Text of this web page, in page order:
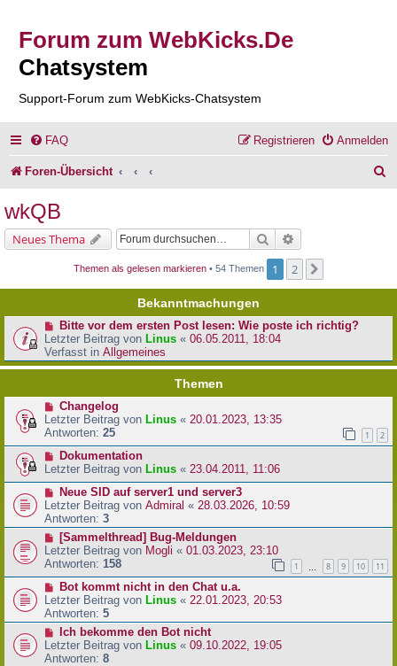
Forum zum WebKicks.De
Chatsystem
Support-Forum zum WebKicks-Chatsystem
FAQ Anmelden
Registrieren
Foren-Übersicht
wkQB
Neues Thema Suche
Themen als gelesen markieren • 54 Themen 1 2
Bekanntmachungen
Bitte vor dem ersten Post lesen: Wie poste ich richtig?
Letzter Beitrag von Linus « 06.05.2011, 18:04
Verfasst in Allgemeines
Themen
Changelog
Letzter Beitrag von Linus « 20.01.2023, 13:35
Antworten: 25 1 2
Dokumentation
Letzter Beitrag von Linus « 23.04.2011, 11:06
Neue SID auf server1 und server3
Letzter Beitrag von Admiral « 28.03.2026, 10:59
Antworten: 3
[Sammelthread] Bug-Meldungen
Letzter Beitrag von Mogli « 01.03.2023, 23:10
Antworten: 158 1 8 9 10 11
Bot kommt nicht in den Chat u.a.
Letzter Beitrag von Linus « 22.01.2023, 20:53
Antworten: 5
Ich bekomme den Bot nicht
Letzter Beitrag von Linus « 09.10.2022, 19:05
Antworten: 8